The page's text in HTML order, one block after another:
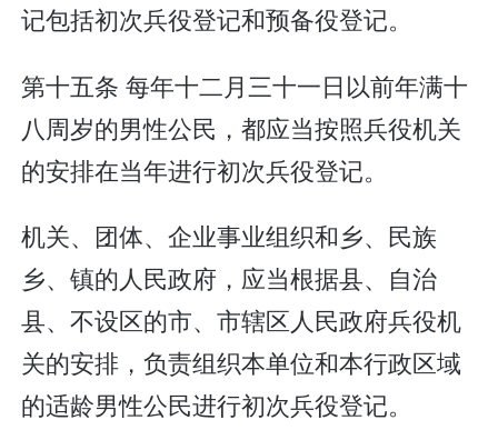
记包括初次兵役登记和预备役登记。
第十五条 每年十二月三十一日以前年满十
八周岁的男性公民，都应当按照兵役机关
的安排在当年进行初次兵役登记。
机关、团体、企业事业组织和乡、民族
乡、镇的人民政府，应当根据县、自治
县、不设区的市、市辖区人民政府兵役机
关的安排，负责组织本单位和本行政区域
的适龄男性公民进行初次兵役登记。